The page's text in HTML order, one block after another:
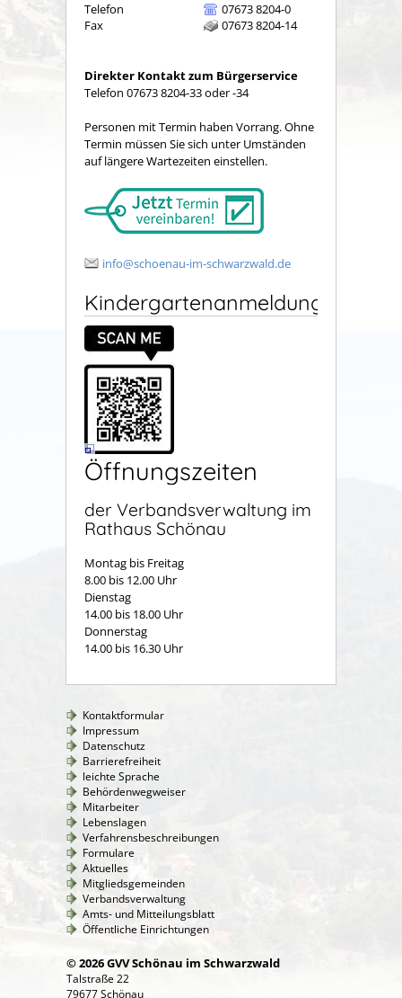
Telefon
07673 8204-0
Fax
07673 8204-14
Direkter Kontakt zum Bürgerservice
Telefon 07673 8204-33 oder -34
Personen mit Termin haben Vorrang. Ohne
Termin müssen Sie sich unter Umständen
auf längere Wartezeiten einstellen.
info@schoenau-im-schwarzwald.de
Kindergartenanmeldung
Öffnungszeiten
der Verbandsverwaltung im
Rathaus Schönau
Montag bis Freitag
8.00 bis 12.00 Uhr
Dienstag
14.00 bis 18.00 Uhr
Donnerstag
14.00 bis 16.30 Uhr
Kontaktformular
Impressum
Datenschutz
Barrierefreiheit
leichte Sprache
Behördenwegweiser
Mitarbeiter
Lebenslagen
Verfahrensbeschreibungen
Formulare
Aktuelles
Mitgliedsgemeinden
Verbandsverwaltung
Amts- und Mitteilungsblatt
Öffentliche Einrichtungen
© 2026 GVV Schönau im Schwarzwald
Talstraße 22
79677 Schönau